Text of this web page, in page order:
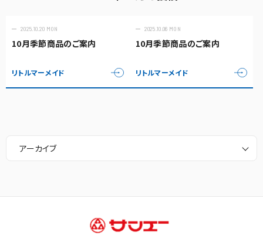
2025.10.20 MON
10月季節商品のご案内
リトルマーメイド
2025.10.06 MON
10月季節商品のご案内
リトルマーメイド
アーカイブ